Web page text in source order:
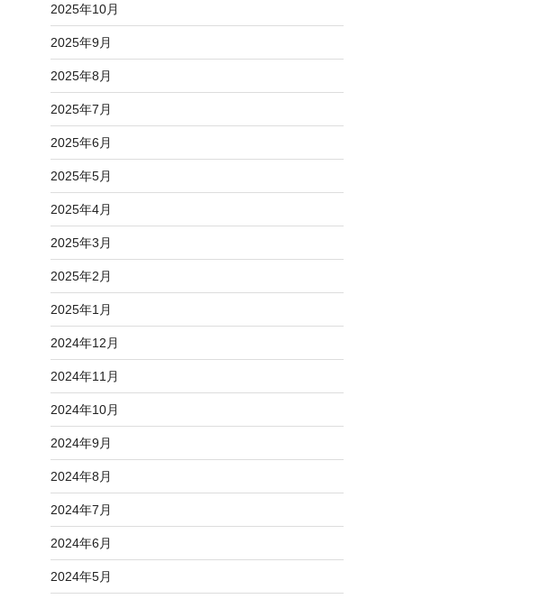
2025年10月
2025年9月
2025年8月
2025年7月
2025年6月
2025年5月
2025年4月
2025年3月
2025年2月
2025年1月
2024年12月
2024年11月
2024年10月
2024年9月
2024年8月
2024年7月
2024年6月
2024年5月